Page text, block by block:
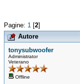
Pagine: 1 [2]
Autore
tonysubwoofer
Administrator
Veterano
Offline